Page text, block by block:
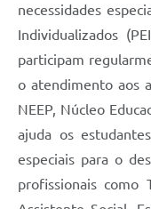
necessidades
Individualizados
participam
o atendimento aos
NEEP, Núcleo
ajuda os
especiais para o
profissionais como